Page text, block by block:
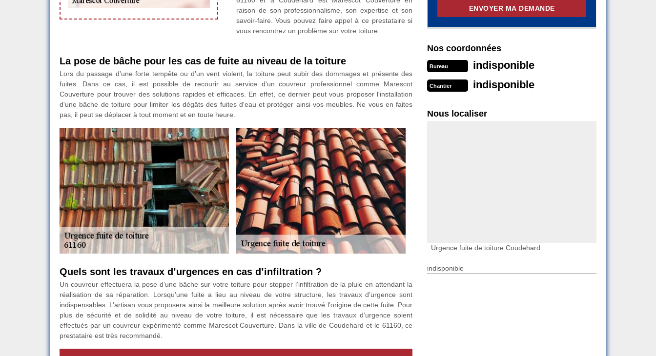
raison de son professionnalisme, son expertise et son
savoir-faire. Vous pouvez faire appel à ce prestataire si
vous rencontrez un problème sur votre toiture.
La pose de bâche pour les cas de fuite au niveau de la toiture
Lors du passage d'une forte tempête ou d'un vent violent, la toiture peut subir des dommages et présente des
fuites. Dans ce cas, il est possible de recourir au service d'un couvreur professionnel comme Marescot
Couverture pour trouver des solutions rapides et efficaces. En effet, ce dernier peut vous proposer l'installation
d'une bâche de toiture pour limiter les dégâts des fuites d'eau et protéger ainsi vos meubles. Ne vous en faites
pas, il peut se déplacer à tout moment et en toute heure.
Quels sont les travaux d’urgences en cas d’infiltration ?
Un couvreur effectuera la pose d’une bâche sur votre toiture pour stopper l’infiltration de la pluie en attendant la
réalisation de sa réparation. Lorsqu’une fuite a lieu au niveau de votre structure, les travaux d’urgence sont
indispensables. L’artisan vous proposera ainsi la meilleure solution après avoir trouvé l’origine de cette fuite. Pour
plus de sécurité et de solidité au niveau de votre toiture, il est nécessaire que les travaux d’urgence soient
effectués par un couvreur expérimenté comme Marescot Couverture. Dans la ville de Coudehard et le 61160, ce
prestataire est très recommandé.
Nos coordonnées
Bureau indisponible
Chantier indisponible
Nous localiser
Urgence fuite de toiture Coudehard
indisponible